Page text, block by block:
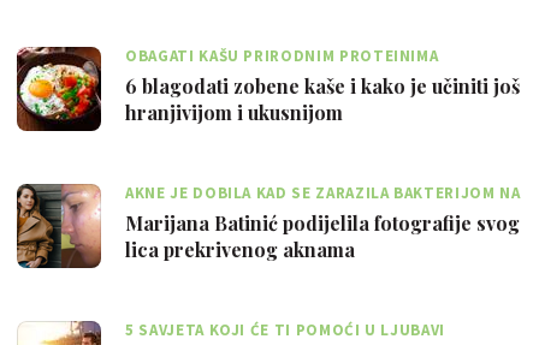
OBAGATI KAŠU PRIRODNIM PROTEINIMA
6 blagodati zobene kaše i kako je učiniti još
hranjivijom i ukusnijom
AKNE JE DOBILA KAD SE ZARAZILA BAKTERIJOM NA
KOSTARICI
Marijana Batinić podijelila fotografije svog
lica prekrivenog aknama
5 SAVJETA KOJI ĆE TI POMOĆI U LJUBAVI